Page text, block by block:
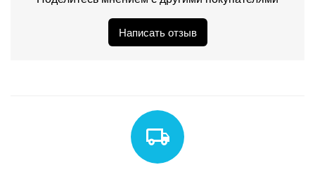
Написать отзыв